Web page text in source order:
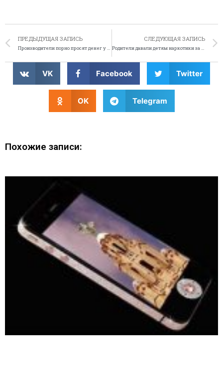
ПРЕДЫДУЩАЯ ЗАПИСЬ
Производители порно просят денег у государства
СЛЕДУЮЩАЯ ЗАПИСЬ
Родители давали детям наркотики за хорошее поведение
VK Facebook Twitter
OK Telegram
Похожие записи: